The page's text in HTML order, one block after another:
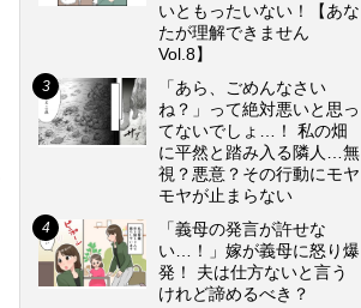
いともったいない！【あな
たが理解できません
Vol.8】
「あら、ごめんなさい
ね？」って絶対悪いと思っ
てないでしょ…！ 私の畑
に平然と踏み入る隣人…無
視？悪意？その行動にモヤ
モヤが止まらない
「義母の発言が許せな
い…！」嫁が義母に怒り爆
発！ 夫は仕方ないと言う
けれど諦めるべき？